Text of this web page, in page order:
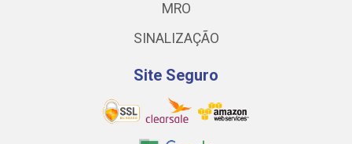
MRO
SINALIZAÇÃO
Site Seguro